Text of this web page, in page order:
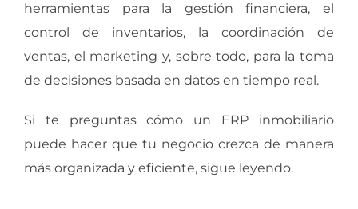
herramientas para la gestión financiera, el
control de inventarios, la coordinación de
ventas, el marketing y, sobre todo, para la toma
de decisiones basada en datos en tiempo real.
Si te preguntas cómo un ERP inmobiliario
puede hacer que tu negocio crezca de manera
más organizada y eficiente, sigue leyendo.